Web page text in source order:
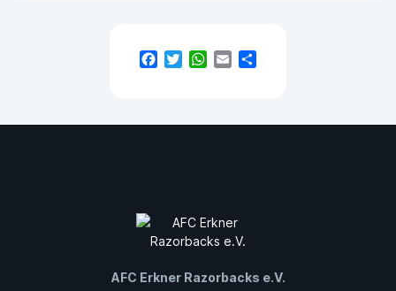
Facebook
TwitterWhatsApp
Email
AFC Erkner Razorbacks e.V.